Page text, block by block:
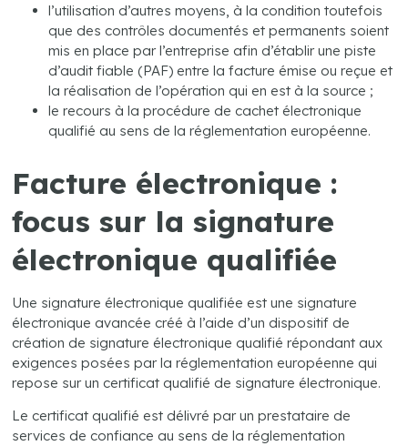
l’utilisation d’autres moyens, à la condition toutefois
que des contrôles documentés et permanents soient
mis en place par l’entreprise afin d’établir une piste
d’audit fiable (PAF) entre la facture émise ou reçue et
la réalisation de l’opération qui en est à la source ;
le recours à la procédure de cachet électronique
qualifié au sens de la réglementation européenne.
Facture électronique :
focus sur la signature
électronique qualifiée
Une signature électronique qualifiée est une signature
électronique avancée créé à l’aide d’un dispositif de
création de signature électronique qualifié répondant aux
exigences posées par la réglementation européenne qui
repose sur un certificat qualifié de signature électronique.
Le certificat qualifié est délivré par un prestataire de
services de confiance au sens de la réglementation